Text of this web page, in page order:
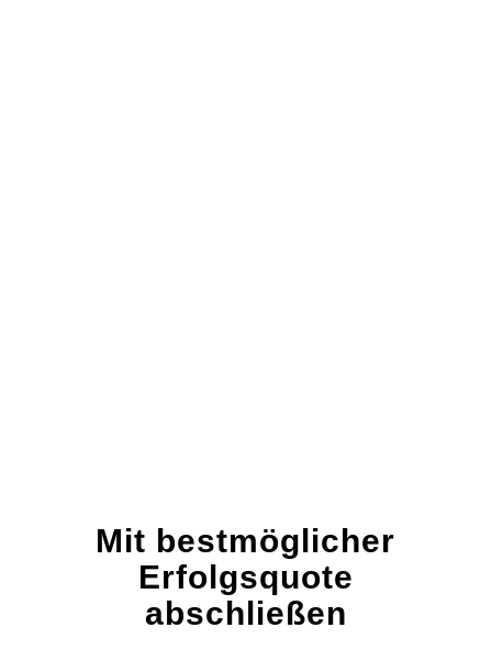
Mit bestmöglicher
Erfolgsquote
abschließen